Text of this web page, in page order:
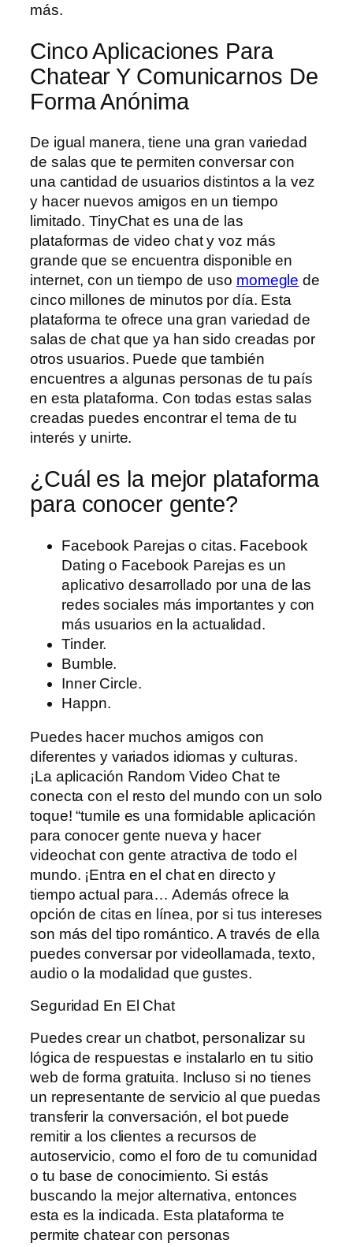
más.
Cinco Aplicaciones Para
Chatear Y Comunicarnos De
Forma Anónima
De igual manera, tiene una gran variedad
de salas que te permiten conversar con
una cantidad de usuarios distintos a la vez
y hacer nuevos amigos en un tiempo
limitado. TinyChat es una de las
plataformas de video chat y voz más
grande que se encuentra disponible en
internet, con un tiempo de uso momegle de
cinco millones de minutos por día. Esta
plataforma te ofrece una gran variedad de
salas de chat que ya han sido creadas por
otros usuarios. Puede que también
encuentres a algunas personas de tu país
en esta plataforma. Con todas estas salas
creadas puedes encontrar el tema de tu
interés y unirte.
¿Cuál es la mejor plataforma
para conocer gente?
Facebook Parejas o citas. Facebook
Dating o Facebook Parejas es un
aplicativo desarrollado por una de las
redes sociales más importantes y con
más usuarios en la actualidad.
Tinder.
Bumble.
Inner Circle.
Happn.
Puedes hacer muchos amigos con
diferentes y variados idiomas y culturas.
¡La aplicación Random Video Chat te
conecta con el resto del mundo con un solo
toque! “tumile es una formidable aplicación
para conocer gente nueva y hacer
videochat con gente atractiva de todo el
mundo. ¡Entra en el chat en directo y
tiempo actual para… Además ofrece la
opción de citas en línea, por si tus intereses
son más del tipo romántico. A través de ella
puedes conversar por videollamada, texto,
audio o la modalidad que gustes.
Seguridad En El Chat
Puedes crear un chatbot, personalizar su
lógica de respuestas e instalarlo en tu sitio
web de forma gratuita. Incluso si no tienes
un representante de servicio al que puedas
transferir la conversación, el bot puede
remitir a los clientes a recursos de
autoservicio, como el foro de tu comunidad
o tu base de conocimiento. Si estás
buscando la mejor alternativa, entonces
esta es la indicada. Esta plataforma te
permite chatear con personas